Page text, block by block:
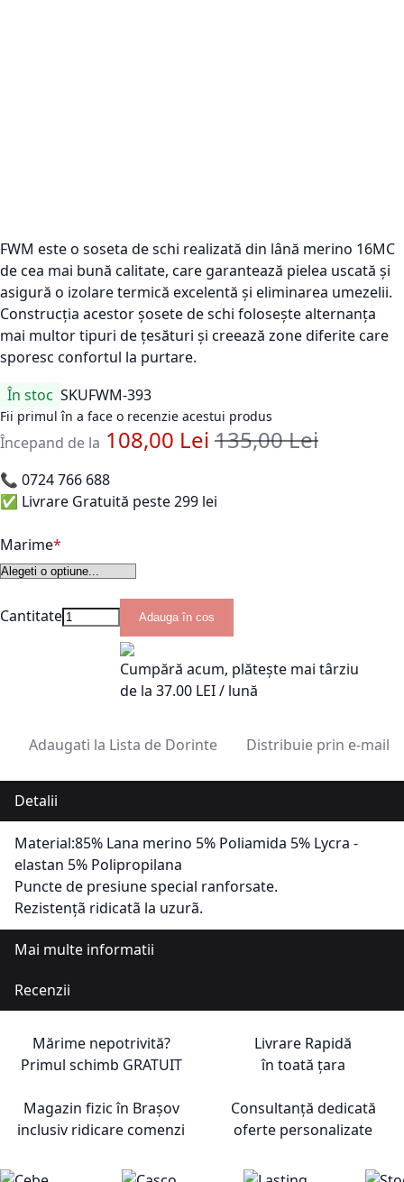
FWM este o soseta de schi realizată din lână merino 16MC
de cea mai bună calitate, care garantează pielea uscată și
asigură o izolare termică excelentă și eliminarea umezelii.
Construcția acestor șosete de schi folosește alternanța
mai multor tipuri de țesături și creează zone diferite care
sporesc confortul la purtare.
În stoc SKUFWM-393
Fii primul în a face o recenzie acestui produs
Începand de la 108,00 Lei Pret standard
135,00 Lei
📞 0724 766 688
✅ Livrare Gratuită peste 299 lei
Marime
Cantitate Adauga în cos
Cumpără acum, plătește mai târziu
de la 37.00 LEI / lună
Adaugati la Lista de Dorinte Distribuie prin e-mail
Detalii
Material:85% Lana merino 5% Poliamida 5% Lycra -
elastan 5% Polipropilana
Puncte de presiune special ranforsate.
Rezistențã ridicatã la uzurã.
Mai multe informatii
Recenzii
Mărime nepotrivită?
Primul schimb GRATUIT
Livrare Rapidă
în toată țara
Magazin fizic în Brașov
inclusiv ridicare comenzi
Consultanță dedicată
oferte personalizate